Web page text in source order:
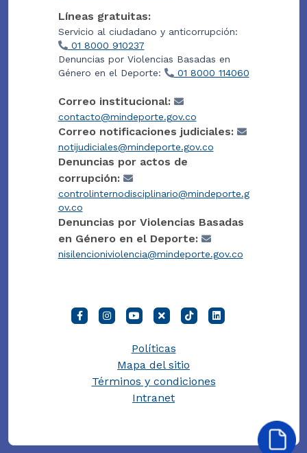
Líneas gratuitas:
Servicio al ciudadano y anticorrupción:
01 8000 910237
Denuncias por Violencias Basadas en
Género en el Deporte:
01 8000 114060
Correo institucional:
contacto@mindeporte.gov.co
Correo notificaciones judiciales:
notijudiciales@mindeporte.gov.co
Denuncias por actos de
corrupción:
controlinternodisciplinario@mindeporte.g
ov.co
Denuncias por Violencias Basadas
en Género en el Deporte:
nisilencioniviolencia@mindeporte.gov.co
Políticas
Mapa del sitio
Términos y condiciones
Intranet